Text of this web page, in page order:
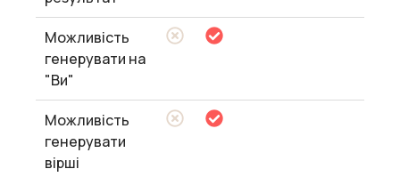
Можливість
генерувати на
"Ви"
Можливість
генерувати
вірші